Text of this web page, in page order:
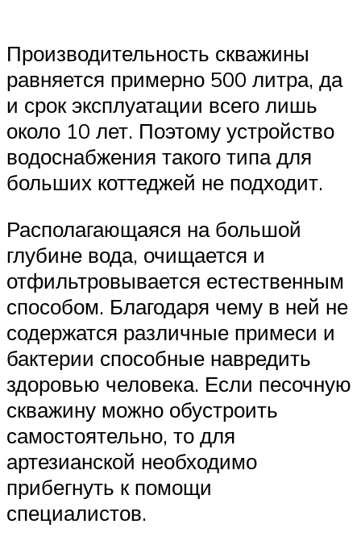
Производительность скважины
равняется примерно 500 литра, да
и срок эксплуатации всего лишь
около 10 лет. Поэтому устройство
водоснабжения такого типа для
больших коттеджей не подходит.
Располагающаяся на большой
глубине вода, очищается и
отфильтровывается естественным
способом. Благодаря чему в ней не
содержатся различные примеси и
бактерии способные навредить
здоровью человека. Если песочную
скважину можно обустроить
самостоятельно, то для
артезианской необходимо
прибегнуть к помощи
специалистов.